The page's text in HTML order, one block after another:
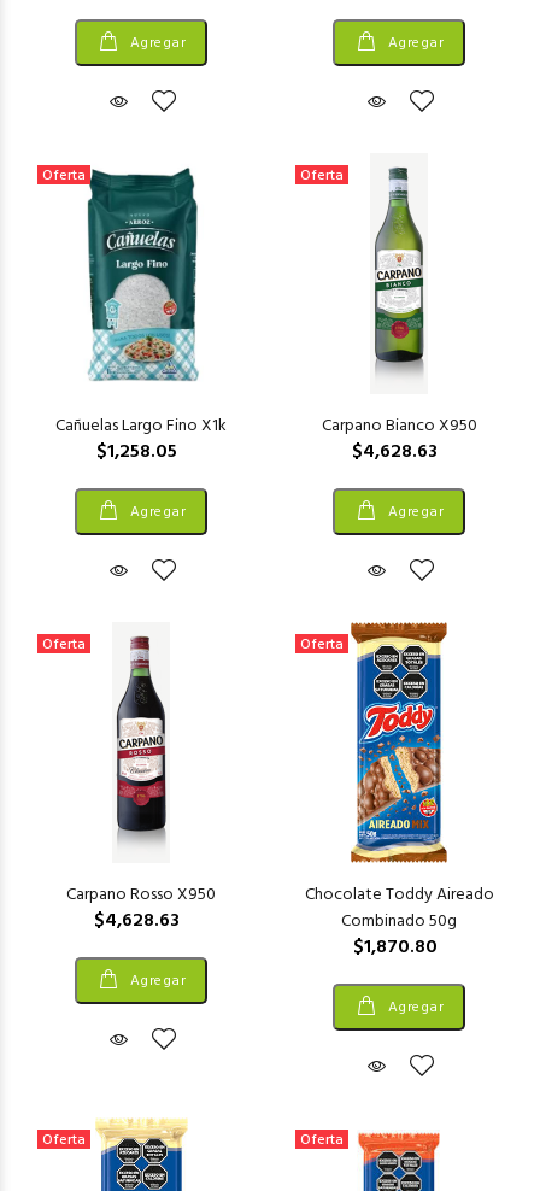
Agregar Agregar
Oferta
Cañuelas Largo Fino X1k
$1,258.05
Agregar
Oferta
Carpano Bianco X950
$4,628.63
Agregar
Oferta
Carpano Rosso X950
$4,628.63
Agregar
Oferta
Chocolate Toddy Aireado
Combinado 50g
$1,870.80
Agregar
Oferta Oferta